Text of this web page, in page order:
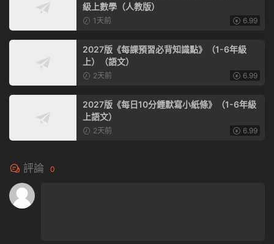
級上數學（人教版）
1天前 6.99
2027版《每課預習必背知識點》（1-6年級
上）（語文）
2天前 6.99
2027版《每日10分鍾默寫小紙條》（1-6年級
上語文）
2天前 6.99
評論 0